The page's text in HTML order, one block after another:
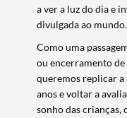
a ver a luz do dia e
divulgada ao mundo.
Como uma
ou encerramento
queremos replicar
anos e voltar a
sonho das crianças,